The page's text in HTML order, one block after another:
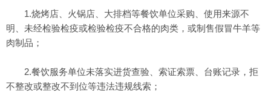
1.烧烤店、火锅店、大排档等餐饮单位采购、使用来源不
明、未经检验检疫或检验检疫不合格的肉类，或制售假冒牛羊等
肉制品；
2.餐饮服务单位未落实进货查验、索证索票、台账记录，拒
不整改或整改不到位等违法违规线索；